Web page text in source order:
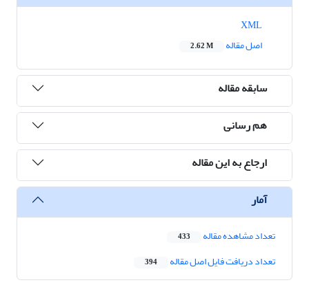
اصل مقاله
2.62 M
سابقه مقاله
هم رسانی
ارجاع به این مقاله
آمار
تعداد مشاهده مقاله 433
تعداد دریافت فایل اصل مقاله 394